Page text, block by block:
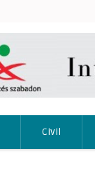
Civil